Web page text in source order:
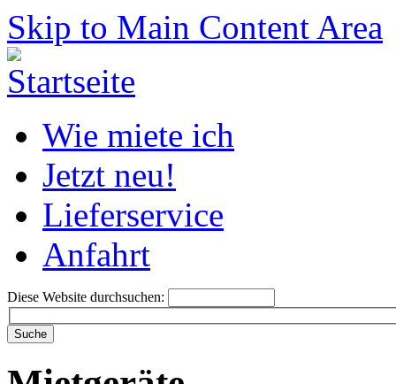
Skip to Main Content Area
Wie miete ich
Jetzt neu!
Lieferservice
Anfahrt
Diese Website durchsuchen: